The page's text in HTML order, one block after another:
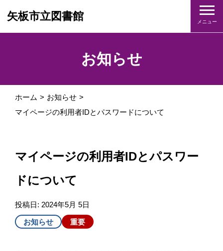
矢板市立図書館 メニュー
お知らせ
ホーム
お知らせ
マイページの利用者IDとパスワードについて
マイページの利用者IDとパスワー
ドについて
投稿日: 2024年5月 5日
お知らせ 重要